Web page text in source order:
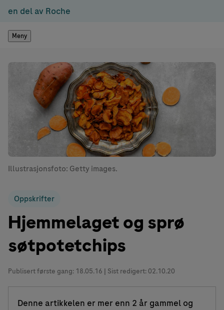
en del av Roche
Meny
Illustrasjonsfoto: Getty images.
Oppskrifter
Hjemmelaget og sprø
søtpotetchips
Publisert første gang: 18.05.16 | Sist redigert: 02.10.20
Denne artikkelen er mer enn 2 år gammel og